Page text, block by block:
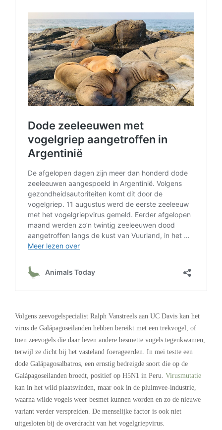
Volgens zeevogelspecialist Ralph Vanstreels aan UC Davis kan het
virus de Galápagoseilanden hebben bereikt met een trekvogel, of
toen zeevogels die daar leven andere besmette vogels tegenkwamen,
terwijl ze dicht bij het vasteland foerageerden. In mei testte een
dode Galápagosalbatros, een ernstig bedreigde soort die op de
Galápagoseilanden broedt, positief op H5N1 in Peru. Virusmutatie
kan in het wild plaatsvinden, maar ook in de pluimvee-industrie,
waarna wilde vogels weer besmet kunnen worden en zo de nieuwe
variant verder verspreiden. De menselijke factor is ook niet
uitgesloten bij de overdracht van het vogelgriepvirus.